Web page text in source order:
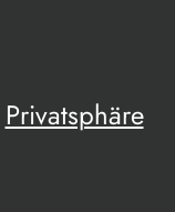
Privatsphäre